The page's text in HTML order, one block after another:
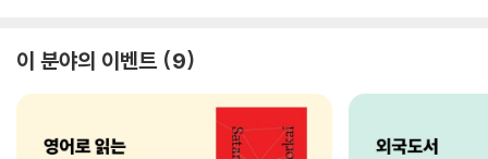
이 분야의 이벤트 9